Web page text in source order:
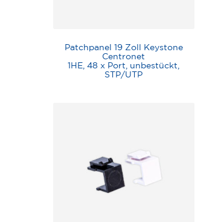
Patchpanel 19 Zoll Keystone
Centronet
1HE, 48 x Port, unbestückt,
STP/UTP